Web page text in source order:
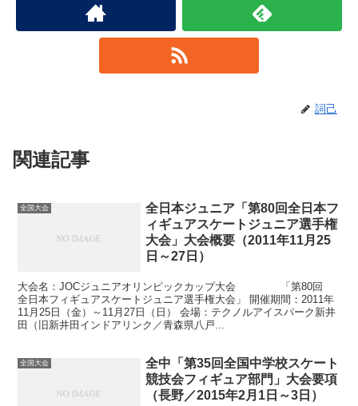
詞己
関連記事
全国大会
全日本ジュニア「第80回全日本フ
ィギュアスケートジュニア選手権
大会」大会概要（2011年11月25
日～27日）
大会名：JOCジュニアオリンピックカップ大会 「第80回
全日本フィギュアスケートジュニア選手権大会」 開催期間：2011年
11月25日（金）～11月27日（日） 会場：テクノルアイスパーク新井
田（旧新井田インドアリンク／青森県八戸...
全国大会
全中「第35回全国中学校スケート
競技会フィギュア部門」大会要項
（長野／2015年2月1日～3日）